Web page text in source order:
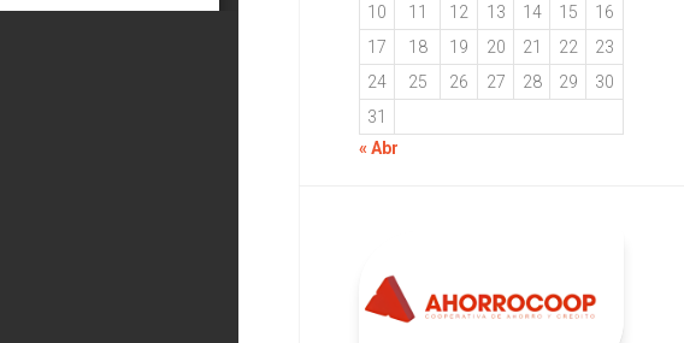
10
11 12 13 14 15
16
17
18 19 20 21 22
23
24
25 26 27 28 29
30
31
« Abr